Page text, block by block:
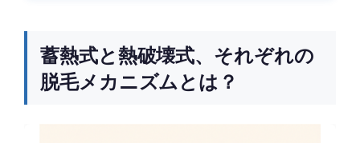
蓄熱式と熱破壊式、それぞれの
脱毛メカニズムとは？